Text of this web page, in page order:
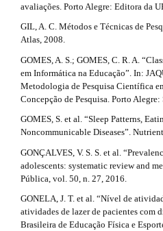
avaliações. Porto Alegre: Editora da
GIL, A. C. Métodos e Técnicas de
Atlas, 2008.
GOMES, A. S.; GOMES, C. R. A.
em Informática na Educação”. In:
Metodologia de Pesquisa Científica
Concepção de Pesquisa. Porto Alegre:
GOMES, S. et al. “Sleep Patterns,
Noncommunicable Diseases”.
GONÇALVES, V. S. S. et al.
adolescents: systematic review and
Pública, vol. 50, n. 27, 2016.
GONELA, J. T. et al. “Nível de
atividades de lazer de pacientes com
Brasileira de Educação Física e